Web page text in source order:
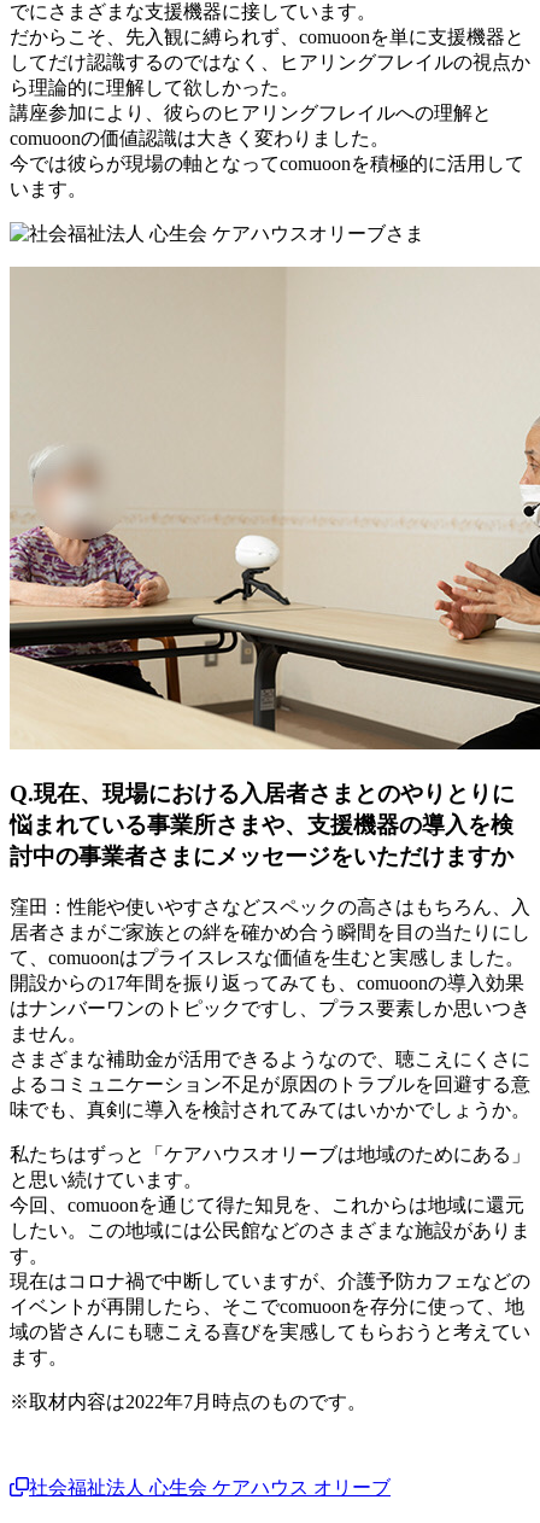
でにさまざまな支援機器に接しています。
だからこそ、先入観に縛られず、comuoonを単に支援機器と
してだけ認識するのではなく、ヒアリングフレイルの視点か
ら理論的に理解して欲しかった。
講座参加により、彼らのヒアリングフレイルへの理解と
comuoonの価値認識は大きく変わりました。
今では彼らが現場の軸となってcomuoonを積極的に活用して
います。
Q.現在、現場における入居者さまとのやりとりに
悩まれている事業所さまや、支援機器の導入を検
討中の事業者さまにメッセージをいただけますか
窪田：性能や使いやすさなどスペックの高さはもちろん、入
居者さまがご家族との絆を確かめ合う瞬間を目の当たりにし
て、comuoonはプライスレスな価値を生むと実感しました。
開設からの17年間を振り返ってみても、comuoonの導入効果
はナンバーワンのトピックですし、プラス要素しか思いつき
ません。
さまざまな補助金が活用できるようなので、聴こえにくさに
よるコミュニケーション不足が原因のトラブルを回避する意
味でも、真剣に導入を検討されてみてはいかかでしょうか。
私たちはずっと「ケアハウスオリーブは地域のためにある」
と思い続けています。
今回、comuoonを通じて得た知見を、これからは地域に還元
したい。この地域には公民館などのさまざまな施設がありま
す。
現在はコロナ禍で中断していますが、介護予防カフェなどの
イベントが再開したら、そこでcomuoonを存分に使って、地
域の皆さんにも聴こえる喜びを実感してもらおうと考えてい
ます。
※取材内容は2022年7月時点のものです。
社会福祉法人 心生会 ケアハウス オリーブ